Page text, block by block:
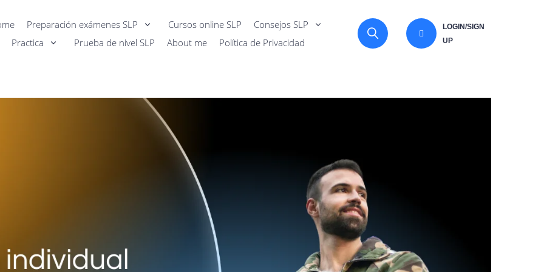
Preparación exámenes SLP Cursos online SLP
Consejos SLP
Practica
Prueba de nivel SLP About me Política de Privacidad
LOGIN/SIGN
UP